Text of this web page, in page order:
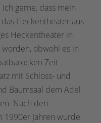
gerne, dass mein
Heckentheater aus
Heckentheater in
obwohl es in
Zeit
mit Schloss- und
Baumsaal dem Adel
Nach den
1990er Jahren wurde